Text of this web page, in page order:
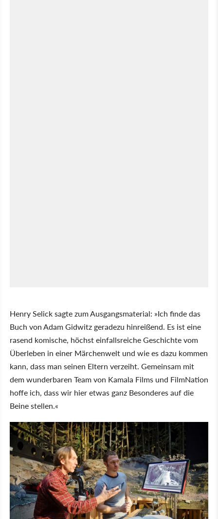
Henry Selick sagte zum Ausgangsmaterial: »Ich finde das
Buch von Adam Gidwitz geradezu hinreißend. Es ist eine
rasend komische, höchst einfallsreiche Geschichte vom
Überleben in einer Märchenwelt und wie es dazu kommen
kann, dass man seinen Eltern verzeiht. Gemeinsam mit
dem wunderbaren Team von Kamala Films und FilmNation
hoffe ich, dass wir hier etwas ganz Besonderes auf die
Beine stellen.«